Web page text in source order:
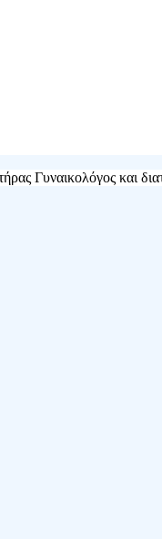
Γυναικολόγος και